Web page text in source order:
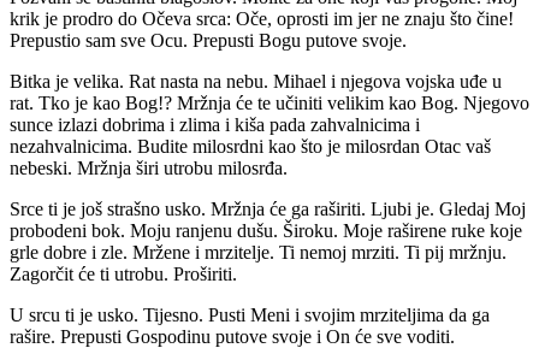
krik je prodro do Očeva srca: Oče, oprosti im jer ne znaju što čine!
Prepustio sam sve Ocu. Prepusti Bogu putove svoje.
Bitka je velika. Rat nasta na nebu. Mihael i njegova vojska uđe u
rat. Tko je kao Bog!? Mržnja će te učiniti velikim kao Bog. Njegovo
sunce izlazi dobrima i zlima i kiša pada zahvalnicima i
nezahvalnicima. Budite milosrdni kao što je milosrdan Otac vaš
nebeski. Mržnja širi utrobu milosrđa.
Srce ti je još strašno usko. Mržnja će ga raširiti. Ljubi je. Gledaj Moj
probodeni bok. Moju ranjenu dušu. Široku. Moje raširene ruke koje
grle dobre i zle. Mržene i mrzitelje. Ti nemoj mrziti. Ti pij mržnju.
Zagorčit će ti utrobu. Proširiti.
U srcu ti je usko. Tijesno. Pusti Meni i svojim mrziteljima da ga
rašire. Prepusti Gospodinu putove svoje i On će sve voditi.